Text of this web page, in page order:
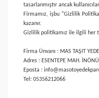
tasarlanmıştır ancak
Firmamız, işbu "Gizlilik
kazanır.
Gizlilik politikamız ile ilgili her
Firma Ünvanı : MAS TAŞIT
Adres : ESENTEPE MAH.
Eposta :
Tel: 05356212066